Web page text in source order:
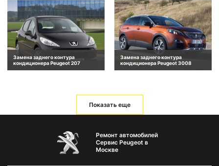
Замена заднего контура
кондиционера Peugeot 207
Замена заднего контура
кондиционера Peugeot 3008
Показать еще
Ремонт автомобилей
Сервис Peugeot в
Москве